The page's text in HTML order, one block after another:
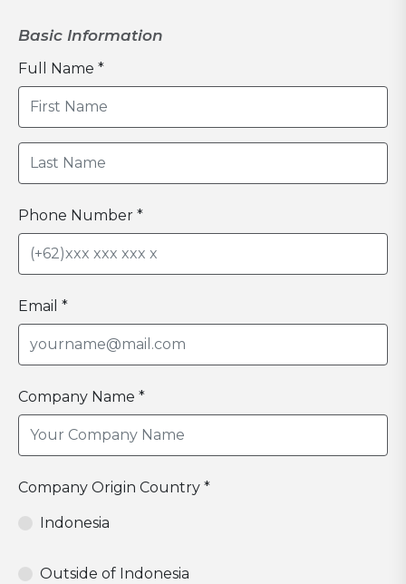
Basic Information
Full Name *
Phone Number *
Email *
Company Name *
Company Origin Country *
Indonesia
Outside of Indonesia